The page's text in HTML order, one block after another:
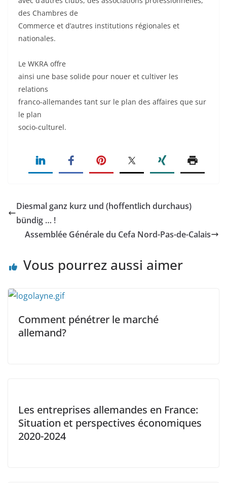
des Chambres de
Commerce et d’autres institutions régionales et
nationales.
Le WKRA offre
ainsi une base solide pour nouer et cultiver les
relations
franco-allemandes tant sur le plan des affaires que sur
le plan
socio-culturel.
Diesmal ganz kurz und (hoffentlich durchaus)
bündig … !
Assemblée Générale du Cefa Nord-Pas-de-Calais
Vous pourrez aussi aimer
Comment pénétrer le marché
allemand?
Les entreprises allemandes en France:
Situation et perspectives économiques
2020-2024